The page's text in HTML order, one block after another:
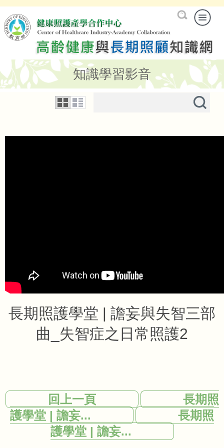
知識學習影音
長期照護學堂 | 譫妄與失智三部
曲_失智症之日常照護2
回上一頁
長期照
護學堂 | 譫妄...
長期照
護學堂 | 譫妄...